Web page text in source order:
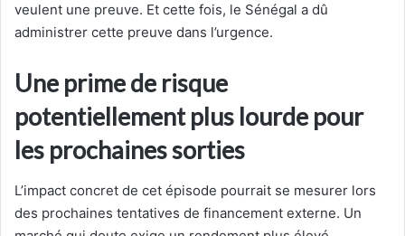
veulent une preuve. Et cette fois, le Sénégal a dû
administrer cette preuve dans l’urgence.
Une prime de risque
potentiellement plus lourde pour
les prochaines sorties
L’impact concret de cet épisode pourrait se mesurer lors
des prochaines tentatives de financement externe. Un